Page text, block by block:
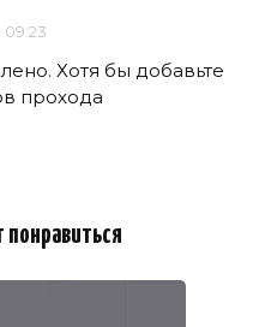
09:23
Хотя бы добавьте
прохода